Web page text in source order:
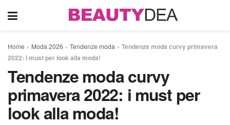
Home » Moda 2026 » Tendenze moda » Tendenze moda curvy primavera
2022: i must per look alla moda!
Tendenze moda curvy
primavera 2022: i must per
look alla moda!